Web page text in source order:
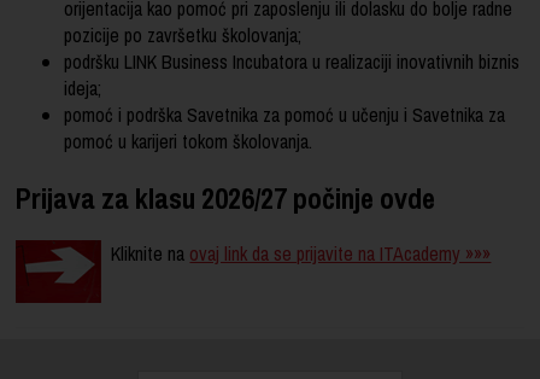
orijentacija kao pomoć pri zaposlenju ili dolasku do bolje radne
pozicije po završetku školovanja;
podršku LINK Business Incubatora u realizaciji inovativnih biznis
ideja;
pomoć i podrška Savetnika za pomoć u učenju i Savetnika za
pomoć u karijeri tokom školovanja.
Prijava za klasu 2026/27 počinje ovde
Kliknite na ovaj link da se prijavite na ITAcademy »»»